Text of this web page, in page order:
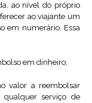
ao nível do próprio
ao viajante um
em numerário. Essa
em dinheiro;
valor a reembolsar
serviço de